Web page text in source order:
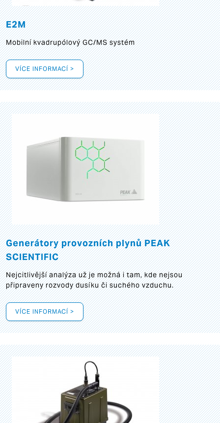
E2M
Mobilní kvadrupólový GC/MS systém
VÍCE INFORMACÍ >
Generátory provozních plynů PEAK
SCIENTIFIC
Nejcitlivější analýza už je možná i tam, kde nejsou
připraveny rozvody dusíku či suchého vzduchu.
VÍCE INFORMACÍ >